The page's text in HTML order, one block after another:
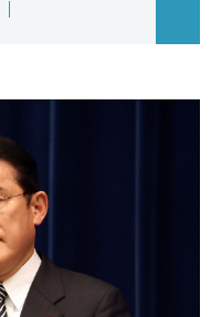
اليابان في فيديو